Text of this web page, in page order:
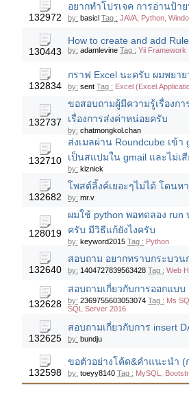
132972
อยากทำโปรเจค การอ่านป้า
by: basicl Tag : JAVA, Python,
130443
How to create and add
by: adamlevine Tag : Yii Framework
132834
กราฟ Excel นะครับ ผมพยา
by: sent Tag : Excel
132737
ขอสอบถามผู้มีความรู้เรื่องกา
เรื่องการส่งค่าหน่อยครับ
by: chatmongkol.chan
132710
ส่งเมลผ่าน Roundcube เข้
เป็นสแปมใน gmail และไม่เ
by: kiznick
132682
โพสต์ลิ้งค์เยอะๆไม่ได้ โดนห
by: mr.v
128019
ผมใช้ python พอทดลอง
ครับ มีวิธีแก้ยังไงครับ
by: keyword2015 Tag : Python
132640
สอบถาม อยากทราบกระบวน
by: 1404727839563428 Tag : Web
132628
สอบถามเกี่ยวกับการออกแบ
by: 2369755603053074 Tag : Ms
SQL Server 2016
132625
สอบถามเกี่ยวกับการ insert
by: bundju
132598
ขอตัวอย่างโค้ด&คำแนะนำ (
by: toeyy8140 Tag : MySQL,